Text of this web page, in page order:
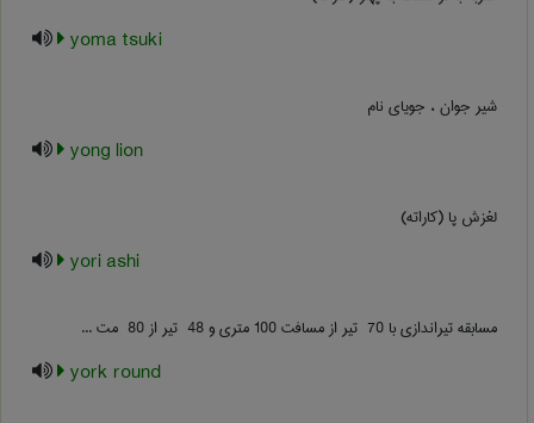
yoma tsuki
شیر جوان ، جویای نام
yong lion
لغزش پا (کاراته)
yori ashi
مسابقه تیراندازی با ‎ 70 تیر از مسافت ‎100 متری و ‎ 48 تیر از ‎ 80 مت ...
york round